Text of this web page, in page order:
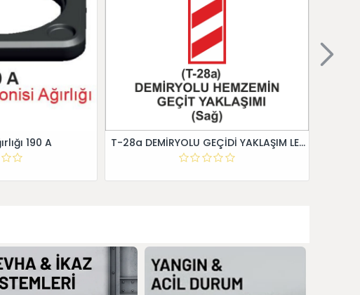
190 A T-28a DEMİRYOLU GEÇİDİ YAKLAŞIM LEVHALARI (Sağ)